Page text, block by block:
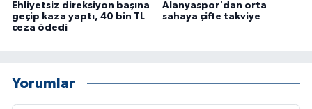
Ehliyetsiz direksiyon başına
geçip kaza yaptı, 40 bin TL
ceza ödedi
Alanyaspor'dan orta
sahaya çifte takviye
Yorumlar